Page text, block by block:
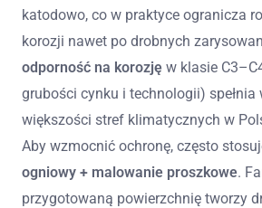
katodowo, co w praktyce ogranicza
korozji nawet po drobnych
odporność na korozję w klasie
grubości cynku i technologii) spełnia
większości stref klimatycznych w
Aby wzmocnić ochronę, często
ogniowy + malowanie proszkowe.
przygotowaną powierzchnię tworzy